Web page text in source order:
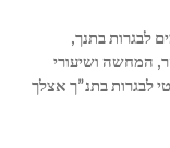
לבגרות בתנך,
המחשה ושיעורי
לבגרות בתנ”ך אצלך